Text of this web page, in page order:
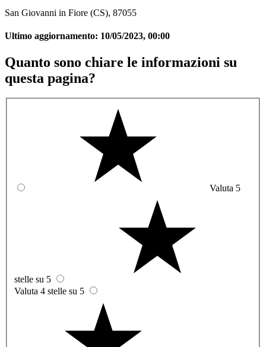
San Giovanni in Fiore (CS), 87055
Ultimo aggiornamento: 10/05/2023, 00:00
Quanto sono chiare le informazioni su
questa pagina?
Valuta 5
stelle su 5
Valuta 4 stelle su 5